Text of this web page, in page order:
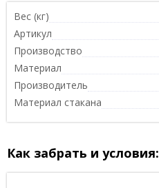
Вес (кг)
Артикул
Производство
Материал
Производитель
Материал стакана
Как забрать и условия: